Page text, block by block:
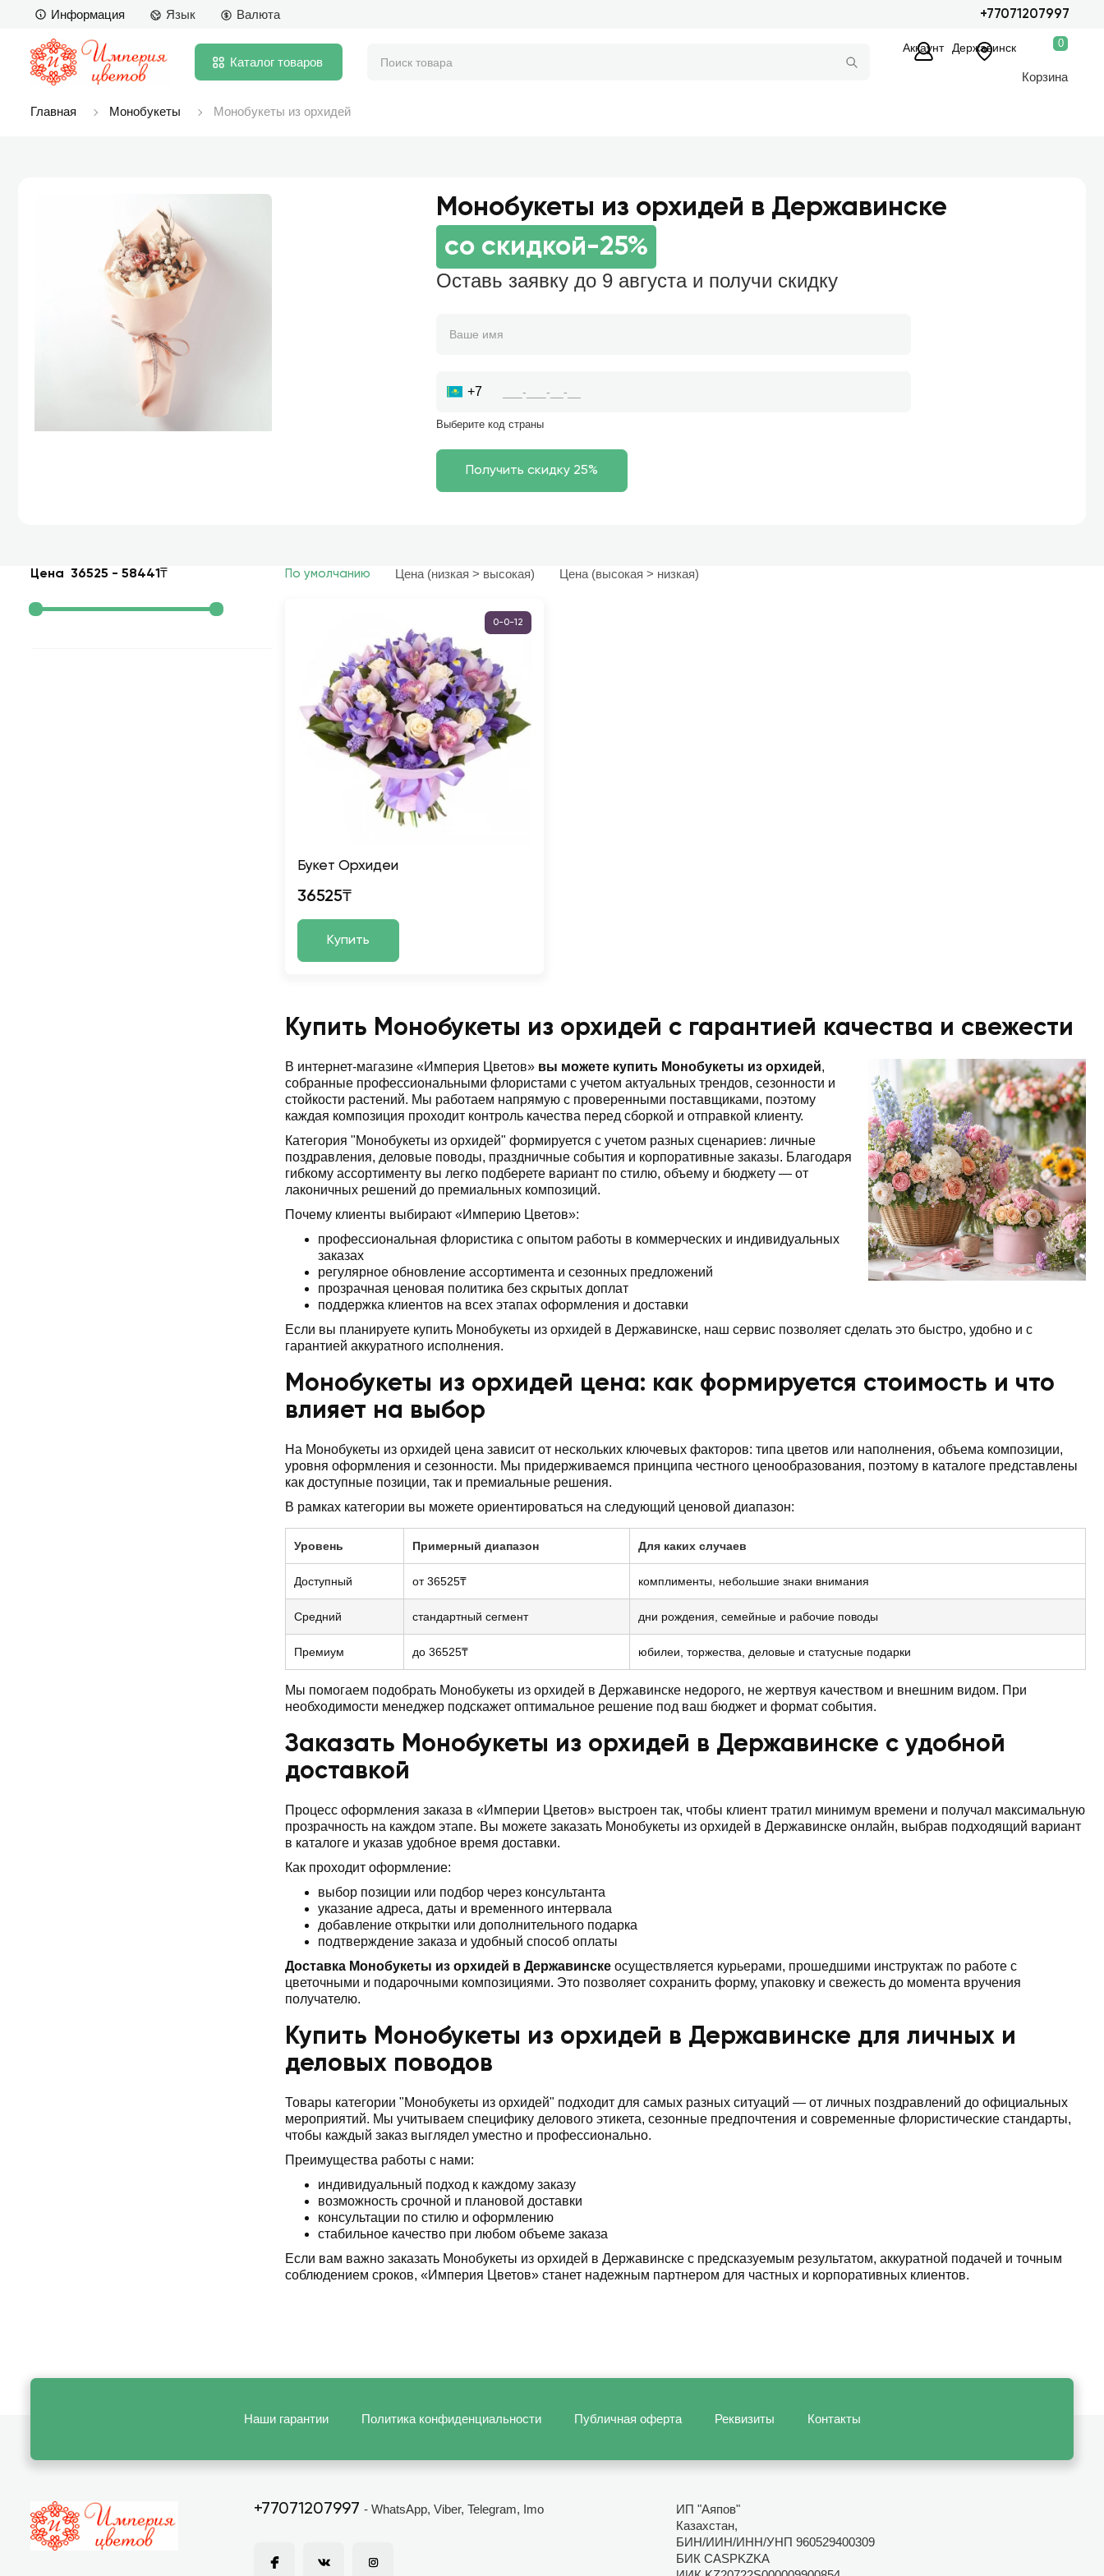
Информация Язык Валюта +77071207997
Каталог товаров
Аккаунт Державинск 0
Корзина
Главная Монобукеты Монобукеты из орхидей
Монобукеты из орхидей в Державинске
со скидкой-25%
Оставь заявку до 9 августа и получи скидку
+7
Выберите код страны
Цена 36525 - 58441₸ По умолчанию Цена (низкая > высокая) Цена (высокая > низкая)
0-0-12
Букет Орхидеи
36525₸
Купить
Купить Монобукеты из орхидей с гарантией качества и свежести
В интернет-магазине «Империя Цветов» вы можете купить Монобукеты из орхидей,
собранные профессиональными флористами с учетом актуальных трендов, сезонности и
стойкости растений. Мы работаем напрямую с проверенными поставщиками, поэтому
каждая композиция проходит контроль качества перед сборкой и отправкой клиенту.
Категория "Монобукеты из орхидей" формируется с учетом разных сценариев: личные
поздравления, деловые поводы, праздничные события и корпоративные заказы. Благодаря
гибкому ассортименту вы легко подберете вариант по стилю, объему и бюджету — от
лаконичных решений до премиальных композиций.
Почему клиенты выбирают «Империю Цветов»:
профессиональная флористика с опытом работы в коммерческих и индивидуальных
заказах
регулярное обновление ассортимента и сезонных предложений
прозрачная ценовая политика без скрытых доплат
поддержка клиентов на всех этапах оформления и доставки
Если вы планируете купить Монобукеты из орхидей в Державинске, наш сервис позволяет сделать это быстро, удобно и с
гарантией аккуратного исполнения.
Монобукеты из орхидей цена: как формируется стоимость и что
влияет на выбор
На Монобукеты из орхидей цена зависит от нескольких ключевых факторов: типа цветов или наполнения, объема композиции,
уровня оформления и сезонности. Мы придерживаемся принципа честного ценообразования, поэтому в каталоге представлены
как доступные позиции, так и премиальные решения.
В рамках категории вы можете ориентироваться на следующий ценовой диапазон:
Уровень Примерный диапазон Для каких случаев
Доступный от 36525₸ комплименты, небольшие знаки внимания
Средний стандартный сегмент дни рождения, семейные и рабочие поводы
Премиум до 36525₸ юбилеи, торжества, деловые и статусные подарки
Мы помогаем подобрать Монобукеты из орхидей в Державинске недорого, не жертвуя качеством и внешним видом. При
необходимости менеджер подскажет оптимальное решение под ваш бюджет и формат события.
Заказать Монобукеты из орхидей в Державинске с удобной
доставкой
Процесс оформления заказа в «Империи Цветов» выстроен так, чтобы клиент тратил минимум времени и получал максимальную
прозрачность на каждом этапе. Вы можете заказать Монобукеты из орхидей в Державинске онлайн, выбрав подходящий вариант
в каталоге и указав удобное время доставки.
Как проходит оформление:
выбор позиции или подбор через консультанта
указание адреса, даты и временного интервала
добавление открытки или дополнительного подарка
подтверждение заказа и удобный способ оплаты
Доставка Монобукеты из орхидей в Державинске осуществляется курьерами, прошедшими инструктаж по работе с
цветочными и подарочными композициями. Это позволяет сохранить форму, упаковку и свежесть до момента вручения
получателю.
Купить Монобукеты из орхидей в Державинске для личных и
деловых поводов
Товары категории "Монобукеты из орхидей" подходит для самых разных ситуаций — от личных поздравлений до официальных
мероприятий. Мы учитываем специфику делового этикета, сезонные предпочтения и современные флористические стандарты,
чтобы каждый заказ выглядел уместно и профессионально.
Преимущества работы с нами:
индивидуальный подход к каждому заказу
возможность срочной и плановой доставки
консультации по стилю и оформлению
стабильное качество при любом объеме заказа
Если вам важно заказать Монобукеты из орхидей в Державинске с предсказуемым результатом, аккуратной подачей и точным
соблюдением сроков, «Империя Цветов» станет надежным партнером для частных и корпоративных клиентов.
Наши гарантии Политика конфиденциальности Публичная оферта Реквизиты Контакты
+77071207997 - WhatsApp, Viber, Telegram, Imo
ИП "Аяпов"
Казахстан,
БИН/ИИН/ИНН/УНП 960529400309
БИК CASPKZKA